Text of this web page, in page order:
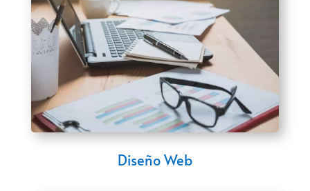
Diseño Web